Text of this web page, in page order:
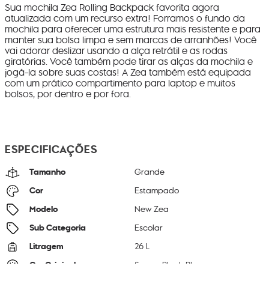
Sua mochila Zea Rolling Backpack favorita agora
atualizada com um recurso extra! Forramos o fundo da
mochila para oferecer uma estrutura mais resistente e para
manter sua bolsa limpa e sem marcas de arranhões! Você
vai adorar deslizar usando a alça retrátil e as rodas
giratórias. Você também pode tirar as alças da mochila e
jogá-la sobre suas costas! A Zea também está equipada
com um prático compartimento para laptop e muitos
bolsos, por dentro e por fora.
ESPECIFICAÇÕES
Tamanho Grande
Cor Estampado
Modelo New Zea
Sub Categoria Escolar
Litragem 26 L
Cor Original Space Black BL